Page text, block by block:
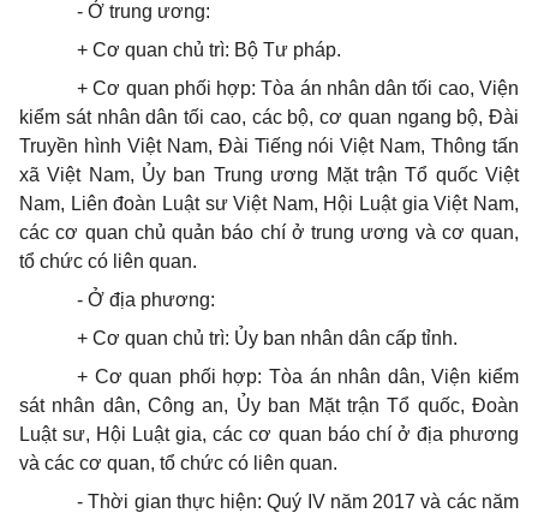
- Ở trung ương:
+ Cơ quan chủ trì: Bộ Tư pháp.
+ Cơ quan phối hợp: Tòa án nhân dân tối cao, Viện
kiểm sát nhân dân tối cao, các bộ, cơ quan ngang bộ, Đài
Truyền hình Việt Nam, Đài Tiếng nói Việt Nam, Thông tấn
xã Việt Nam, Ủy ban Trung ương Mặt trận Tổ quốc Việt
Nam, Liên đoàn Luật sư Việt Nam, Hội Luật gia Việt Nam,
các cơ quan chủ quản báo chí ở trung ương và cơ quan,
tổ chức có liên quan.
- Ở địa phương:
+ Cơ quan chủ trì: Ủy ban nhân dân cấp tỉnh.
+ Cơ quan phối hợp: Tòa án nhân dân, Viện kiểm
sát nhân dân, Công an, Ủy ban Mặt trận Tổ quốc, Đoàn
Luật sư, Hội Luật gia, các cơ quan báo chí ở địa phương
và các cơ quan, tổ chức có liên quan.
- Thời gian thực hiện: Quý IV năm 2017 và các năm